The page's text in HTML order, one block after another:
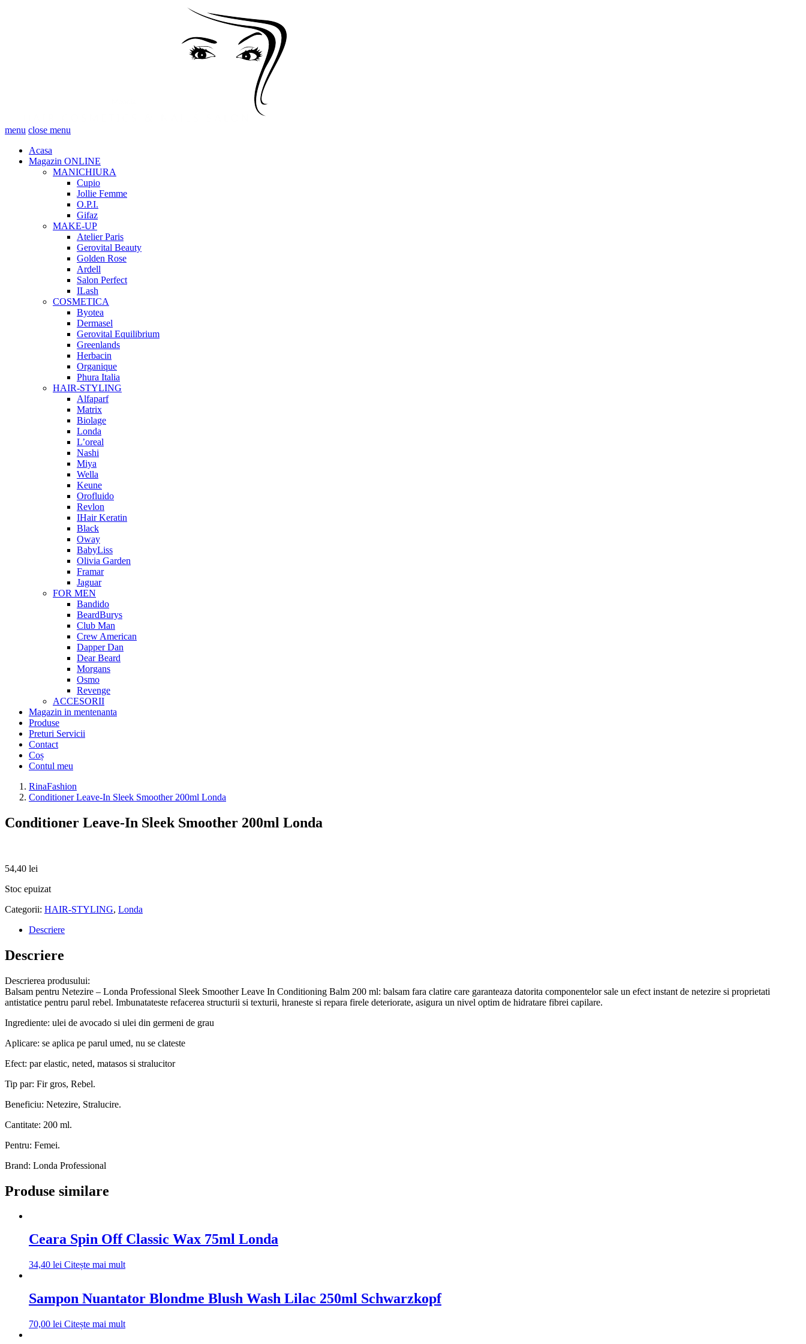
menu close menu
Acasa
Magazin ONLINE
MANICHIURA
Cupio
Jollie Femme
O.P.I.
Gifaz
MAKE-UP
Atelier Paris
Gerovital Beauty
Golden Rose
Ardell
Salon Perfect
ILash
COSMETICA
Byotea
Dermasel
Gerovital Equilibrium
Greenlands
Herbacin
Organique
Phura Italia
HAIR-STYLING
Alfaparf
Matrix
Biolage
Londa
L’oreal
Nashi
Miya
Wella
Keune
Orofluido
Revlon
IHair Keratin
Black
Oway
BabyLiss
Olivia Garden
Framar
Jaguar
FOR MEN
Bandido
BeardBurys
Club Man
Crew American
Dapper Dan
Dear Beard
Morgans
Osmo
Revenge
ACCESORII
Magazin in mentenanta
Produse
Preturi Servicii
Contact
Coș
Contul meu
RinaFashion
Conditioner Leave-In Sleek Smoother 200ml Londa
Conditioner Leave-In Sleek Smoother 200ml Londa
54,40 lei
Stoc epuizat
Categorii: HAIR-STYLING, Londa
Descriere
Descriere
Descrierea produsului:
Balsam pentru Netezire – Londa Professional Sleek Smoother Leave In Conditioning Balm 200 ml: balsam fara clatire care garanteaza datorita componentelor sale un efect instant de netezire si proprietati
antistatice pentru parul rebel. Imbunatateste refacerea structurii si texturii, hraneste si repara firele deteriorate, asigura un nivel optim de hidratare fibrei capilare.
Ingrediente: ulei de avocado si ulei din germeni de grau
Aplicare: se aplica pe parul umed, nu se clateste
Efect: par elastic, neted, matasos si stralucitor
Tip par: Fir gros, Rebel.
Beneficiu: Netezire, Stralucire.
Cantitate: 200 ml.
Pentru: Femei.
Brand: Londa Professional
Produse similare
Ceara Spin Off Classic Wax 75ml Londa
34,40 lei Citește mai mult
Sampon Nuantator Blondme Blush Wash Lilac 250ml Schwarzkopf
70,00 lei Citește mai mult